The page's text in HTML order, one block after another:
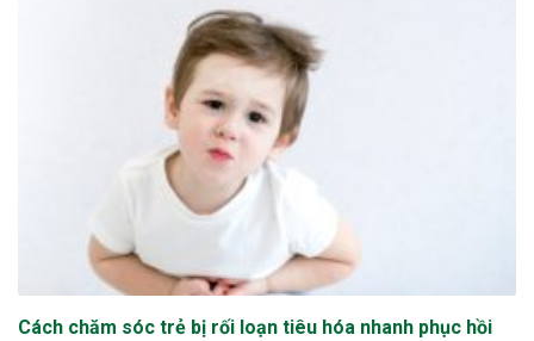
Cách chăm sóc trẻ bị rối loạn tiêu hóa nhanh phục hồi